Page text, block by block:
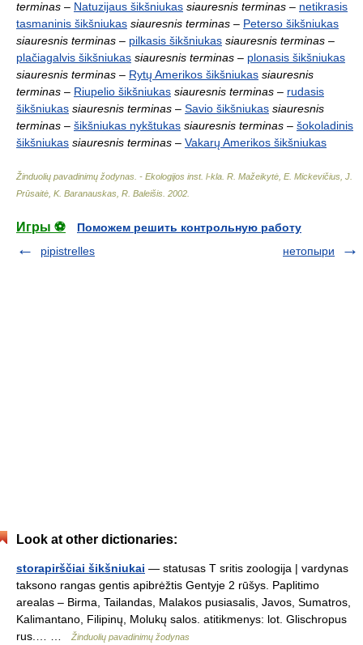
terminas – Natuzijaus šikšniukas siauresnis terminas – netikrasis
tasmaninis šikšniukas siauresnis terminas – Peterso šikšniukas
siauresnis terminas – pilkasis šikšniukas siauresnis terminas –
plačiagalvis šikšniukas siauresnis terminas – plonasis šikšniukas
siauresnis terminas – Rytų Amerikos šikšniukas siauresnis
terminas – Riupelio šikšniukas siauresnis terminas – rudasis
šikšniukas siauresnis terminas – Savio šikšniukas siauresnis
terminas – šikšniukas nykštukas siauresnis terminas – šokoladinis
šikšniukas siauresnis terminas – Vakarų Amerikos šikšniukas
Žinduolių pavadinimų žodynas. - Ekologijos inst. l-kla R. Mažeikytė, E. Mickevičius, J.
Prūsaitė, K. Baranauskas, R. Baleišis 2002
Игры ⚽
Поможем решить контрольную работу
pipistrelles
нетопыри
Look at other dictionaries:
storapirščiai šikšniukai — statusas T sritis zoologija | vardynas
taksono rangas gentis apibrėžtis Gentyje 2 rūšys. Paplitimo
arealas – Birma, Tailandas, Malakos pusiasalis, Javos, Sumatros,
Kalimantano, Filipinų, Molukų salos. atitikmenys: lot. Glischropus
rus.… …
Žinduolių pavadinimų žodynas